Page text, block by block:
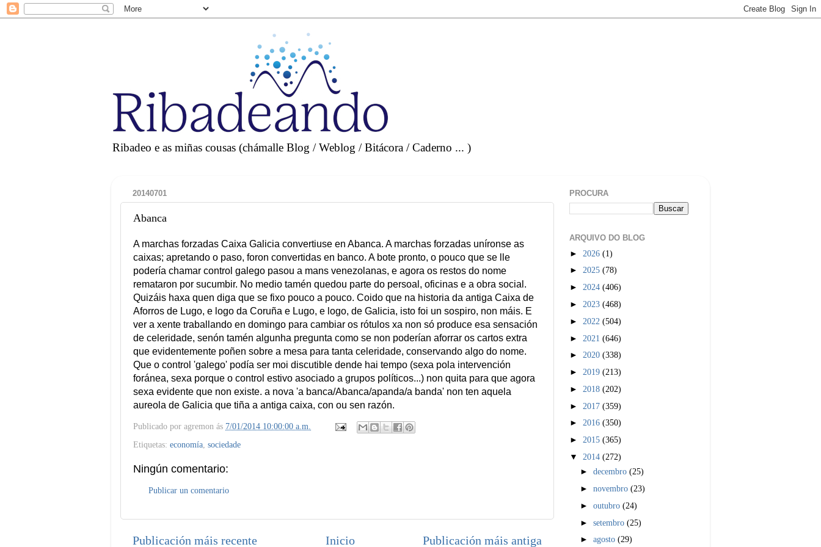
Ribadeo e as miñas cousas (chámalle Blog / Weblog / Bitácora / Caderno ... )
20140701
Abanca
A marchas forzadas Caixa Galicia convertiuse en Abanca. A marchas forzadas uníronse as
caixas; apretando o paso, foron convertidas en banco. A bote pronto, o pouco que se lle
podería chamar control galego pasou a mans venezolanas, e agora os restos do nome
remataron por sucumbir. No medio tamén quedou parte do persoal, oficinas e a obra social.
Quizáis haxa quen diga que se fixo pouco a pouco. Coido que na historia da antiga Caixa de
Aforros de Lugo, e logo da Coruña e Lugo, e logo, de Galicia, isto foi un sospiro, non máis. E
ver a xente traballando en domingo para cambiar os rótulos xa non só produce esa sensación
de celeridade, senón tamén algunha pregunta como se non poderían aforrar os cartos extra
que evidentemente poñen sobre a mesa para tanta celeridade, conservando algo do nome.
Que o control 'galego' podía ser moi discutible dende hai tempo (sexa pola intervención
foránea, sexa porque o control estivo asociado a grupos políticos...) non quita para que agora
sexa evidente que non existe. a nova 'a banca/Abanca/apanda/a banda' non ten aquela
aureola de Galicia que tiña a antiga caixa, con ou sen razón.
Publicado por agremon ás 7/01/2014 10:00:00 a.m.
Etiquetas: economía sociedade
Ningún comentario:
Publicar un comentario
Publicación máis recente Publicación máis antiga
Inicio
PROCURA
ARQUIVO DO BLOG
► 2026 (1)
► 2025 (78)
► 2024 (406)
► 2023 (468)
► 2022 (504)
► 2021 (646)
► 2020 (338)
► 2019 (213)
► 2018 (202)
► 2017 (359)
► 2016 (350)
► 2015 (365)
▼ 2014 (272)
►decembro(25)
►novembro(23)
►outubro(24)
►setembro(25)
►agosto(29)